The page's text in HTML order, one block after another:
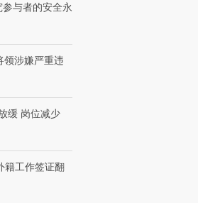
与者的安全永
领涉嫌严重违
缓 岗位减少
籍工作签证翻